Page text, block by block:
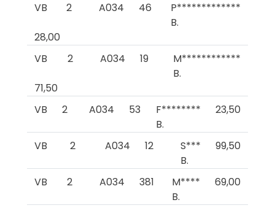
VB 2 A034 46
P*************
B.
28,00
VB
2 A034 19
M************
B.
71,50
VB
2 A034 53
F********
B.
23,50
VB 2 A034 12
S***
B.
99,50
VB 2 A034 381
M****
B.
69,00